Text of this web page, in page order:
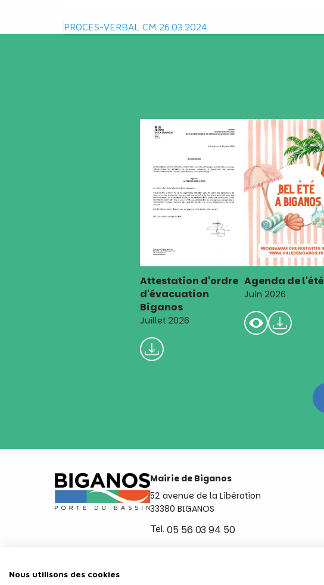
Navigation
PROCES-VERBAL CM 26.03.2024
Attestation d'ordre
d'évacuation
Biganos
Juillet 2026
Agenda de l'été
Juin 2026
Mairie de Biganos
52 avenue de la Libération
33380 BIGANOS
Tel. 05 56 03 94 50
Nous utilisons des cookies